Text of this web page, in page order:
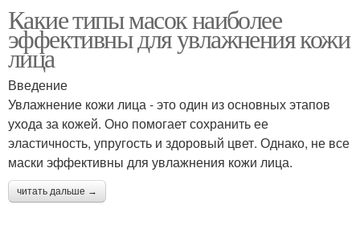
Какие типы масок наиболее
эффективны для увлажнения кожи
лица
Введение
Увлажнение кожи лица - это один из основных этапов
ухода за кожей. Оно помогает сохранить ее
эластичность, упругость и здоровый цвет. Однако, не все
маски эффективны для увлажнения кожи лица.
читать дальше →